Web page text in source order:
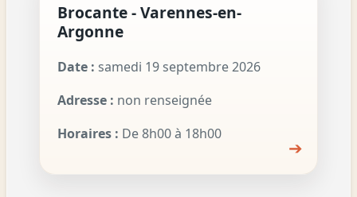
Brocante - Varennes-en-
Argonne
Date : samedi 19 septembre 2026
Adresse : non renseignée
Horaires : De 8h00 à 18h00
➔